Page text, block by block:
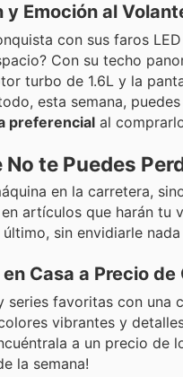
Emoción al
con sus faros
Con su techo
turbo de 1.6L y la
esta semana,
preferencial al
te Puedes
en la carretera,
artículos que harán tu
sin envidiarle
Casa a Precio de
favoritas con una
vibrantes y
a un precio de
la semana!